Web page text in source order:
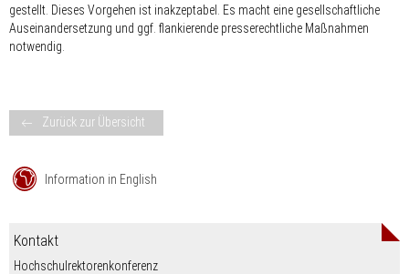
gestellt. Dieses Vorgehen ist inakzeptabel. Es macht eine gesellschaftliche
Auseinandersetzung und ggf. flankierende presserechtliche Maßnahmen
notwendig.
Zurück zur Übersicht
Information in English
Kontakt
Hochschulrektorenkonferenz